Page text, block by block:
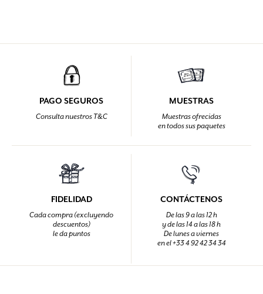
PAGO SEGUROS
Consulta nuestros T&C
MUESTRAS
Muestras ofrecidas
en todos sus paquetes
FIDELIDAD
Cada compra (excluyendo
descuentos)
le da puntos
CONTÁCTENOS
De las 9 a las 12 h
y de las 14 a las 18 h
De lunes a viernes
en el +33 4 92 42 34 34